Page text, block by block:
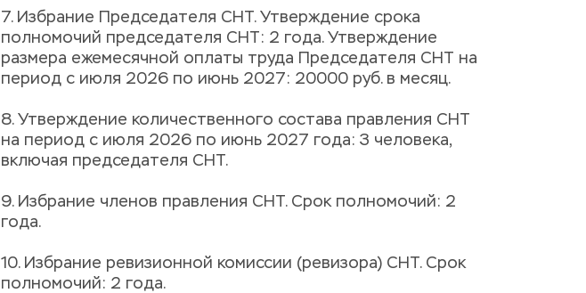
7. Избрание Председателя СНТ. Утверждение срока
полномочий председателя СНТ: 2 года. Утверждение
размера ежемесячной оплаты труда Председателя СНТ на
период с июля 2026 по июнь 2027: 20000 руб. в месяц.
8. Утверждение количественного состава правления СНТ
на период с июля 2026 по июнь 2027 года: 3 человека,
включая председателя СНТ.
9. Избрание членов правления СНТ. Срок полномочий: 2
года.
10. Избрание ревизионной комиссии (ревизора) СНТ. Срок
полномочий: 2 года.